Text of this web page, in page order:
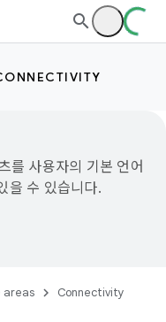
를 사용자의 기본 언어
을 수 있습니다.
areas
Connectivity